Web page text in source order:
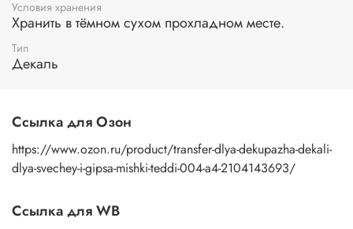
Условия хранения
Хранить в тёмном сухом прохладном месте.
Тип
Декаль
Ссылка для Озон
https://www.ozon.ru/product/transfer-dlya-dekupazha-dekali-
dlya-svechey-i-gipsa-mishki-teddi-004-a4-2104143693/
Ссылка для WB